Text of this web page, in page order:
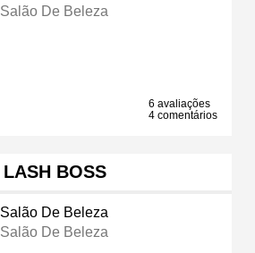
Salão De Beleza
6 avaliações
4 comentários
LASH BOSS
Salão De Beleza
Salão De Beleza